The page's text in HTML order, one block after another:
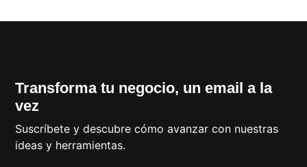
Transforma tu negocio, un email a la
vez
Suscríbete y descubre cómo avanzar con nuestras
ideas y herramientas.